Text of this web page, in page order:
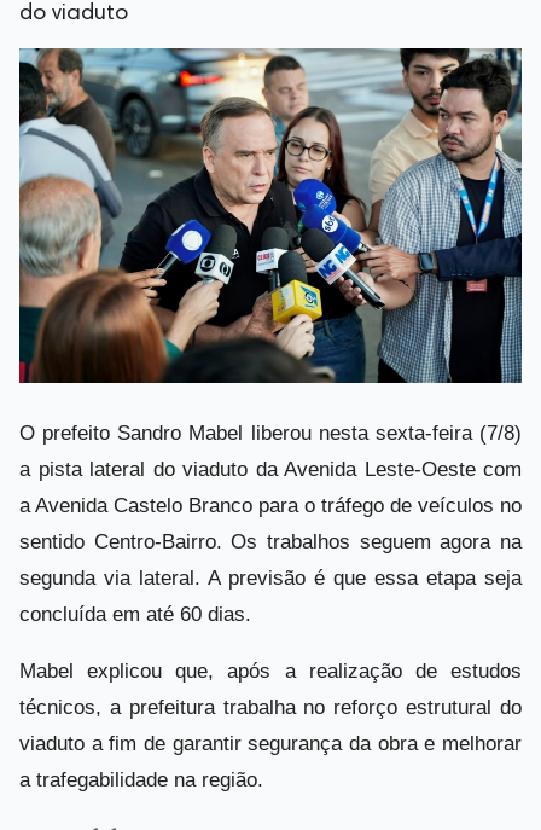
do viaduto
O prefeito Sandro Mabel liberou nesta sexta-feira (7/8)
a pista lateral do viaduto da Avenida Leste-Oeste com
a Avenida Castelo Branco para o tráfego de veículos no
sentido Centro-Bairro. Os trabalhos seguem agora na
segunda via lateral. A previsão é que essa etapa seja
concluída em até 60 dias.
Mabel explicou que, após a realização de estudos
técnicos, a prefeitura trabalha no reforço estrutural do
viaduto a fim de garantir segurança da obra e melhorar
a trafegabilidade na região.